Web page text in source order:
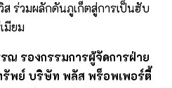
ส ร่วมผลักดันภูเก็ตสู่การเป็นฮับ
มียม
ณ รองกรรมการผู้จัดการฝ่าย
พย์ บริษัท พลัส พร็อพเพอร์ตี้